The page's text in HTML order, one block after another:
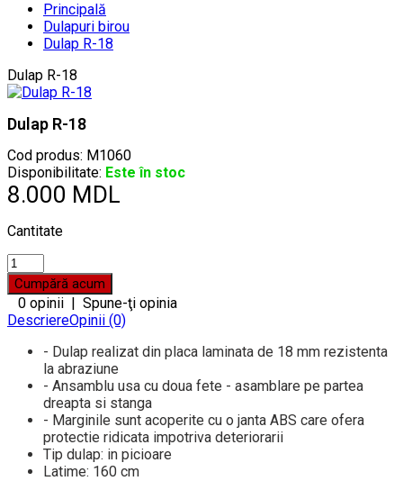
Principală
Dulapuri birou
Dulap R-18
Dulap R-18
Dulap R-18
Cod produs: M1060
Disponibilitate: Este în stoc
8.000 MDL
Cantitate
0 opinii | Spune-ţi opinia
DescriereOpinii (0)
- Dulap realizat din placa laminata de 18 mm rezistenta
la abraziune
- Ansamblu usa cu doua fete - asamblare pe partea
dreapta si stanga
- Marginile sunt acoperite cu o janta ABS care ofera
protectie ridicata impotriva deteriorarii
Tip dulap: in picioare
Latime: 160 cm